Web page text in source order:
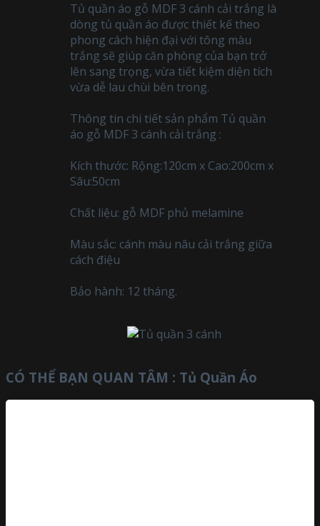
Tủ quần áo gỗ MDF 3 cánh cải trắng là
dòng tủ quần áo được thiết kế theo
phong cách hiện đại với tông màu
trắng sẽ giúp căn phòng của bạn trở
lên sang trọng, vừa tiết kiệm diện tích
vừa dễ lau chùi bên trong.
Thông tin chi tiết sản phẩm Tủ quần
áo gỗ MDF 3 cánh cải trắng :
Kích thước: Rộng:120cm x Cao:200cm x
Sâu:50cm
Chất liệu: gỗ MDF phủ melamine
Màu sắc: cánh màu nâu cải trắng giữa
cách điệu
Bảo hành: 12 tháng.
CÓ THỂ BẠN QUAN TÂM : Tủ Quần Áo